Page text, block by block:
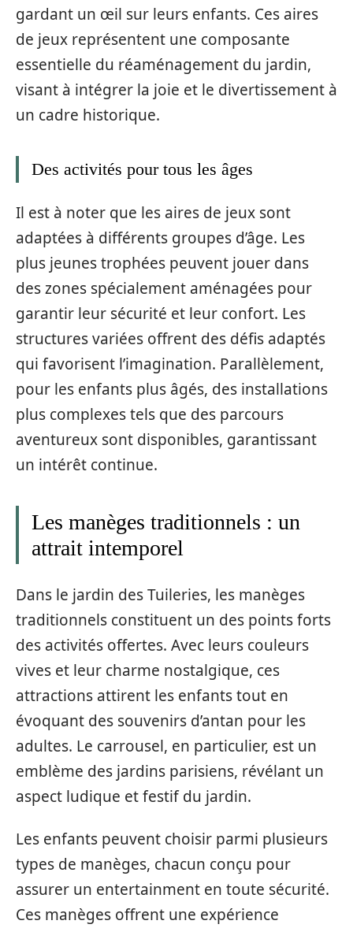
gardant un œil sur leurs enfants. Ces aires
de jeux représentent une composante
essentielle du réaménagement du jardin,
visant à intégrer la joie et le divertissement à
un cadre historique.
Des activités pour tous les âges
Il est à noter que les aires de jeux sont
adaptées à différents groupes d’âge. Les
plus jeunes trophées peuvent jouer dans
des zones spécialement aménagées pour
garantir leur sécurité et leur confort. Les
structures variées offrent des défis adaptés
qui favorisent l’imagination. Parallèlement,
pour les enfants plus âgés, des installations
plus complexes tels que des parcours
aventureux sont disponibles, garantissant
un intérêt continue.
Les manèges traditionnels : un
attrait intemporel
Dans le jardin des Tuileries, les manèges
traditionnels constituent un des points forts
des activités offertes. Avec leurs couleurs
vives et leur charme nostalgique, ces
attractions attirent les enfants tout en
évoquant des souvenirs d’antan pour les
adultes. Le carrousel, en particulier, est un
emblème des jardins parisiens, révélant un
aspect ludique et festif du jardin.
Les enfants peuvent choisir parmi plusieurs
types de manèges, chacun conçu pour
assurer un entertainment en toute sécurité.
Ces manèges offrent une expérience